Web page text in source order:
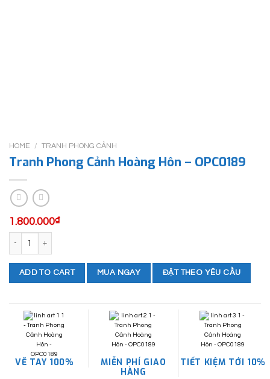
HOME / TRANH PHONG CẢNH
Tranh Phong Cảnh Hoàng Hôn – OPC0189
1.800.000₫
ADD TO CART MUA NGAY ĐẶT THEO YÊU CẦU
VẼ TAY 100%
MIỄN PHÍ GIAO
HÀNG
TIẾT KIỆM TỚI 10%